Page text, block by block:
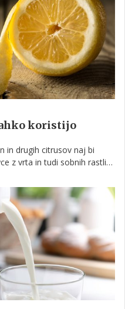
koristijo
in drugih citrusov naj bi
z vrta in tudi sobnih rastlin.